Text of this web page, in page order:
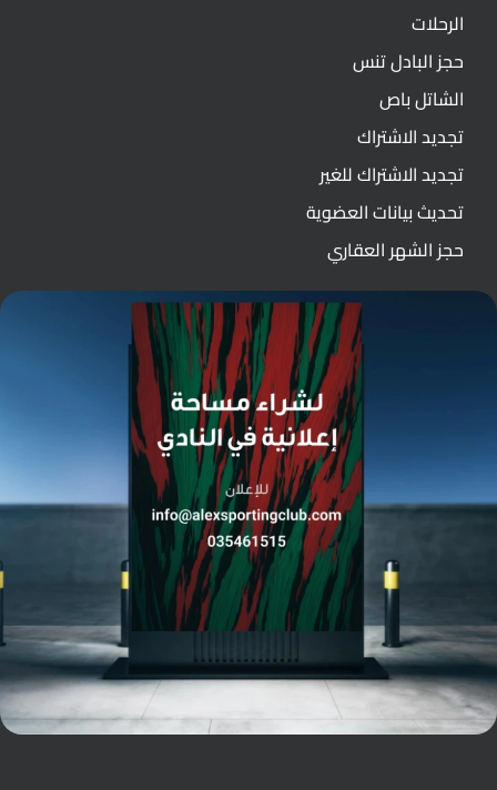
الرحلات
حجز البادل تنس
الشاتل باص
تجديد الاشتراك
تجديد الاشتراك للغير
تحديث بيانات العضوية
حجز الشهر العقاري